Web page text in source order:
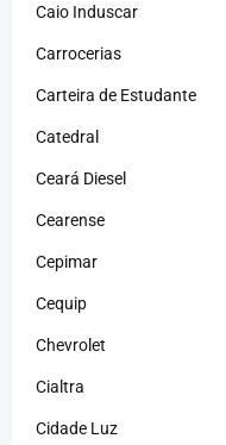
Caio Induscar
Carrocerias
Carteira de Estudante
Catedral
Ceará Diesel
Cearense
Cepimar
Cequip
Chevrolet
Cialtra
Cidade Luz